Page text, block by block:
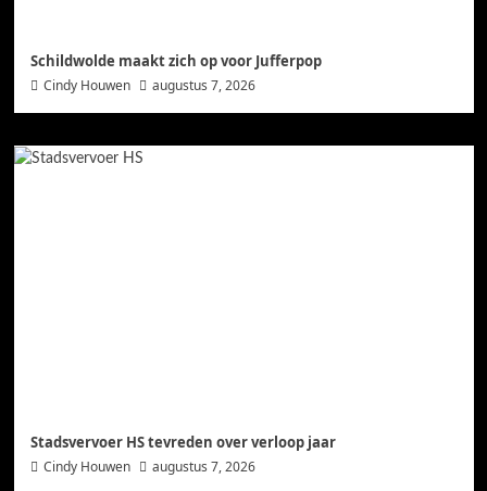
Schildwolde maakt zich op voor Jufferpop
Cindy Houwen augustus 7, 2026
Stadsvervoer HS tevreden over verloop jaar
Cindy Houwen augustus 7, 2026